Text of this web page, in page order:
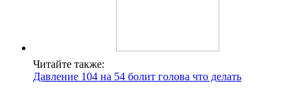
Читайте также:
Давление 104 на 54 болит голова что делать